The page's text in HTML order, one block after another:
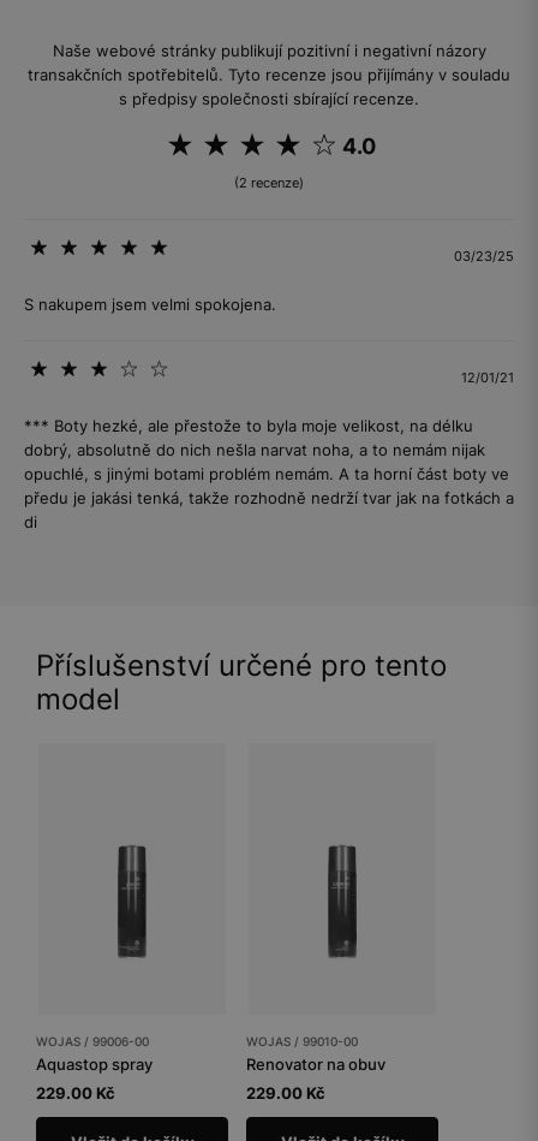
Naše webové stránky publikují pozitivní i negativní názory
transakčních spotřebitelů. Tyto recenze jsou přijímány v souladu
s předpisy společnosti sbírající recenze.
4.0
(2 recenze)
03/23/25
S nakupem jsem velmi spokojena.
12/01/21
*** Boty hezké, ale přestože to byla moje velikost, na délku
dobrý, absolutně do nich nešla narvat noha, a to nemám nijak
opuchlé, s jinými botami problém nemám. A ta horní část boty ve
předu je jakási tenká, takže rozhodně nedrží tvar jak na fotkách a
di
Příslušenství určené pro tento
model
WOJAS / 99006-00
Aquastop spray
229.00 Kč
WOJAS / 99010-00
Renovator na obuv
229.00 Kč